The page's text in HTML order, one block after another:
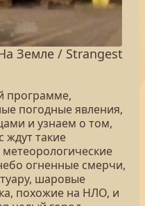
Земле / Strangest
программе,
погодные явления,
и узнаем о том,
ждут такие
огненные смерчи,
шаровые
похожие на НЛО, и